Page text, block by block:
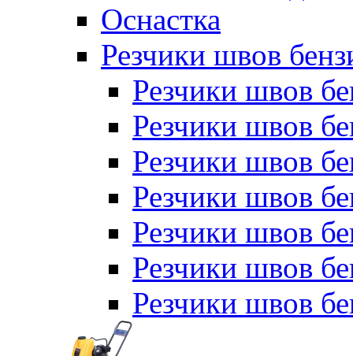
Оснастка
Резчики швов
Резчики швов
Резчики швов
Резчики швов
Резчики швов
Резчики швов
Резчики швов
Резчики швов